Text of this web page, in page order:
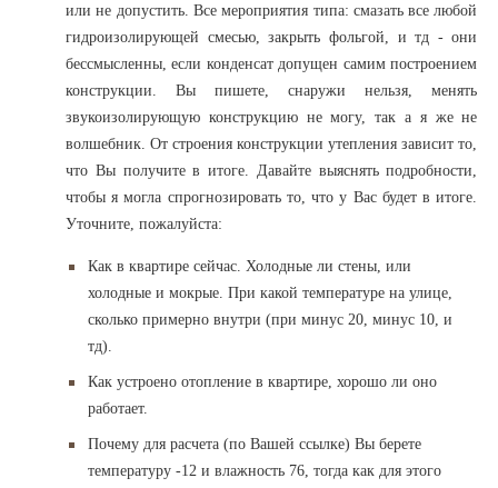
или не допустить. Все мероприятия типа: смазать все любой
гидроизолирующей смесью, закрыть фольгой, и тд - они
бессмысленны, если конденсат допущен самим построением
конструкции. Вы пишете, снаружи нельзя, менять
звукоизолирующую конструкцию не могу, так а я же не
волшебник. От строения конструкции утепления зависит то,
что Вы получите в итоге. Давайте выяснять подробности,
чтобы я могла спрогнозировать то, что у Вас будет в итоге.
Уточните, пожалуйста:
Как в квартире сейчас. Холодные ли стены, или
холодные и мокрые. При какой температуре на улице,
сколько примерно внутри (при минус 20, минус 10, и
тд).
Как устроено отопление в квартире, хорошо ли оно
работает.
Почему для расчета (по Вашей ссылке) Вы берете
температуру -12 и влажность 76, тогда как для этого